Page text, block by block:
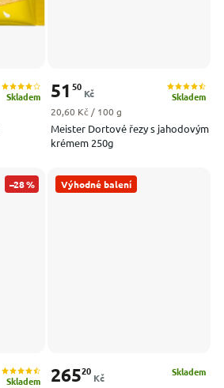
Skladem
Meister Dortové řezy s jahodovým
krémem 250g
Skladem
51 50
Kč
Měrná cena:
20,60 Kč / 100 g
–28 %
Skladem
Výhodné balení
Skladem
26520
Kč